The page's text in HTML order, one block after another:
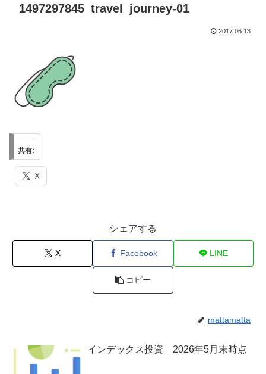
1497297845_travel_journey-01
2017.06.13
共有:
X
シェアする
X Facebook LINE
コピー
mattamatta
インデックス投資 2026年5月末時点